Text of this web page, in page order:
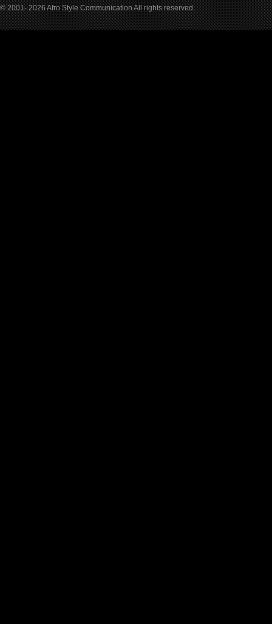
© 2001- 2026 Afro Style Communication All rights reserved.